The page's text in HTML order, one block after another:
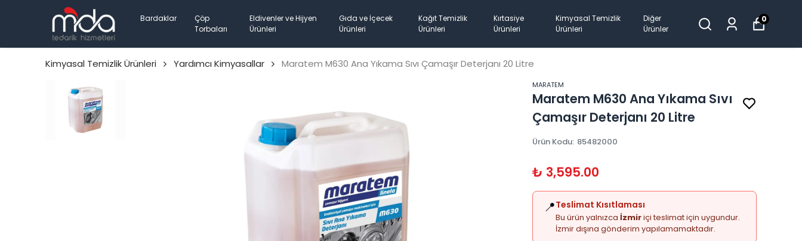
Bardaklar
Çöp
Torbaları
Eldivenler ve Hijyen
Ürünleri
Gıda ve İçecek
Ürünleri
Kağıt Temizlik
Ürünleri
Kırtasiye
Ürünleri
Kimyasal Temizlik
Ürünleri
Diğer
Ürünler
0
Kimyasal Temizlik Ürünleri Yardımcı Kimyasallar Maratem M630 Ana Yıkama Sıvı Çamaşır Deterjanı 20 Litre
MARATEM
Maratem M630 Ana Yıkama Sıvı
Çamaşır Deterjanı 20 Litre
Ürün Kodu: 85482000
₺ 3,595.00
📍Teslimat Kısıtlaması
Bu ürün yalnızca İzmiriçi teslimat için uygundur.
İzmir dışına gönderim yapılamamaktadır.